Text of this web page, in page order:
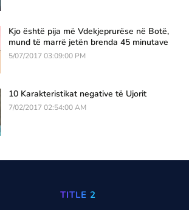
Kjo është pija më Vdekjeprurëse në Botë,
mund të marrë jetën brenda 45 minutave
5/07/2017 03:09:00 PM
10 Karakteristikat negative të Ujorit
7/02/2017 02:54:00 AM
TITLE 2